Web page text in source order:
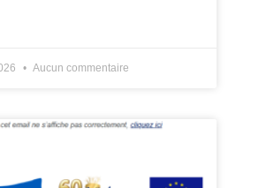
Aucun commentaire